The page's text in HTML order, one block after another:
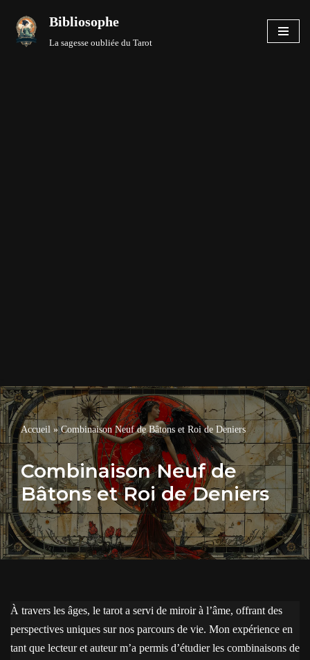
Aller
Bibliosophe
La sagesse oubliée du Tarot
Accueil»Combinaison Neuf de Bâtons et Roi de Deniers
Combinaison Neuf de
Bâtons et Roi de Deniers
À travers les âges, le tarot a servi de miroir à l’âme, offrant des
perspectives uniques sur nos parcours de vie. Mon expérience en
tant que lecteur et auteur m’a permis d’étudier les combinaisons de